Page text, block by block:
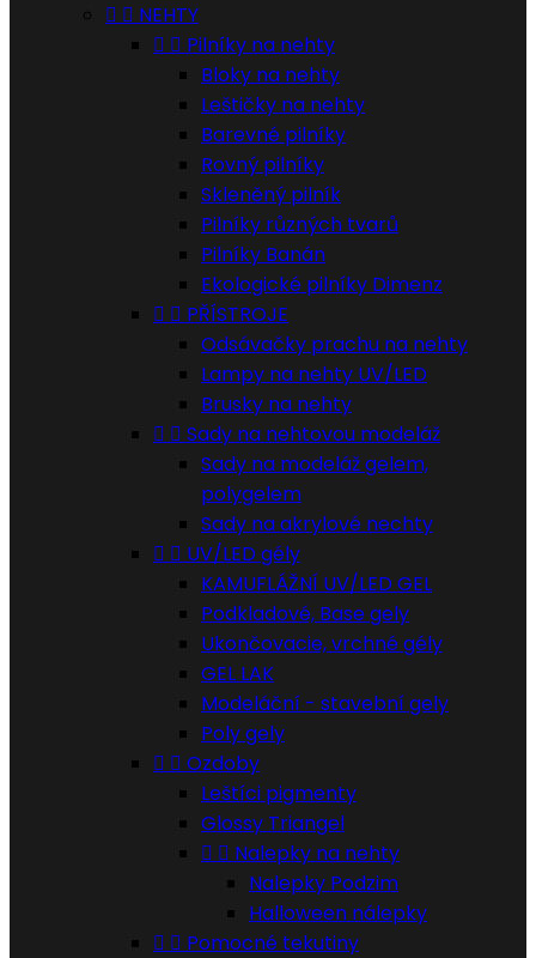
  NEHTY
  Pilníky na nehty
Bloky na nehty
Leštičky na nehty
Barevné pilníky
Rovný pilníky
Skleněný pilník
Pilníky různých tvarů
Pilníky Banán
Ekologické pilníky Dimenz
  PŘÍSTROJE
Odsávačky prachu na nehty
Lampy na nehty UV/LED
Brusky na nehty
  Sady na nehtovou modeláž
Sady na modeláž gelem,
polygelem
Sady na akrylové nechty
  UV/LED gély
KAMUFLÁŽNÍ UV/LED GEL
Podkladové, Base gely
Ukončovacie, vrchné gély
GEL LAK
Modeláční - stavební gely
Poly gely
  Ozdoby
Leštíci pigmenty
Glossy Triangel
  Nalepky na nehty
Nalepky Podzim
Halloween nálepky
  Pomocné tekutiny